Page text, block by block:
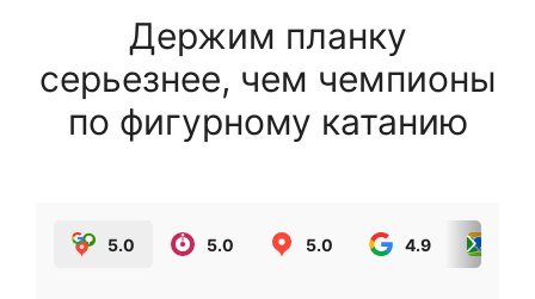
Держим планку
серьезнее, чем чемпионы
по фигурному катанию
5.0 5.0 5.0 4.9